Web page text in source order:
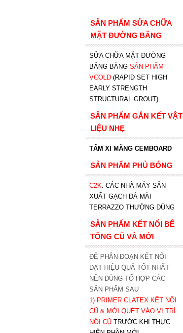
SẢN PHẨM SỬA CHỮA
MẶT ĐƯỜNG BĂNG
SỬA CHỮA MẶT ĐƯỜNG
BĂNG BẰNG SẢN PHẨM
VCOLD (RAPID SET HIGH
EARLY STRENGTH
STRUCTURAL GROUT)
SẢN PHẨM GẮN KẾT VẬT
LIỆU NHẸ
TẤM XI MĂNG CEMBOARD
SẢN PHẨM PHỦ BÓNG
C2K. CÁC NHÀ MÁY SẢN
XUẤT GẠCH ĐÁ MÀI
TERRAZZO THƯỜNG DÙNG
SẢN PHẨM KẾT NỐI BÊ
TÔNG CŨ VÀ MỚI
ĐỂ PHÂN ĐOẠN KẾT NỐI
ĐẠT HIỆU QUẢ TỐT NHẤT
NÊN DÙNG TỔ HỢP CÁC
SẢN PHẨM SAU
1) PRIMER CLATEX KẾT NỐI
CŨ & MỚI QUÉT VÀO VỊ TRÍ
NỐI CŨ TRƯỚC KHI THỰC